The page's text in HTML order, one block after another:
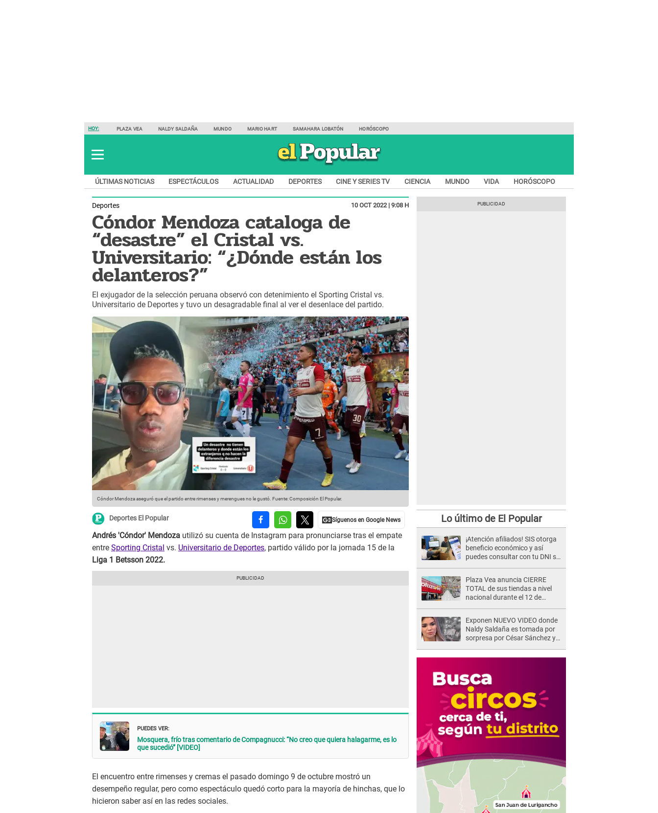
HOY: PLAZA VEA NALDY SALDAÑA MUNDO MARIO HART SAMAHARA LOBATÓN HORÓSCOPO
ÚLTIMAS NOTICIAS ESPECTÁCULOS ACTUALIDAD DEPORTES CINE Y SERIES TV CIENCIA MUNDO VIDA HORÓSCOPO
Deportes 10 OCT 2022 | 9:08 H
Cóndor Mendoza cataloga de
“desastre” el Cristal vs.
Universitario: “¿Dónde están los
delanteros?”
El exjugador de la selección peruana observó con detenimiento el Sporting Cristal vs.
Universitario de Deportes y tuvo un desagradable final al ver el desenlace del partido.
Cóndor Mendoza aseguró que el partido entre rimenses y merengues no le gustó. Fuente: Composición El Popular.
Deportes El Popular
Andrés 'Cóndor' Mendoza utilizó su cuenta de Instagram para pronunciarse tras el empate
entre Sporting Cristal vs. Universitario de Deportes, partido válido por la jornada 15 de la
Liga 1 Betsson 2022.
PUEDES VER:
Mosquera, frío tras comentario de Compagnucci: “No creo que quiera halagarme, es lo
que sucedió” [VIDEO]
El encuentro entre rimenses y cremas el pasado domingo 9 de octubre mostró un
desempeño regular, pero como espectáculo quedó corto para la mayoría de hinchas, que lo
hicieron saber así en las redes sociales.
Lo último de El Popular
¡Atención afiliados! SIS otorga
beneficio económico y así
puedes consultar con tu DNI si
Plaza Vea anuncia CIERRE
TOTAL de sus tiendas a nivel
nacional durante el 12 de
Exponen NUEVO VIDEO donde
Naldy Saldaña es tomada por
sorpresa por César Sánchez y